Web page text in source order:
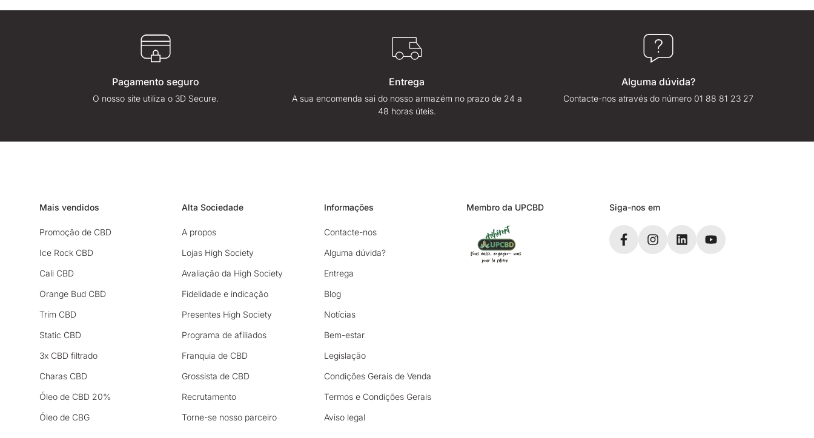
Pagamento seguro
O nosso site utiliza o 3D Secure.
Entrega
A sua encomenda sai do nosso armazém no prazo de 24 a
48 horas úteis.
Alguma dúvida?
Contacte-nos através do número 01 88 81 23 27
Mais vendidos
Promoção de CBD
Ice Rock CBD
Cali CBD
Orange Bud CBD
Trim CBD
Static CBD
3x CBD filtrado
Charas CBD
Óleo de CBD 20%
Óleo de CBG
Alta Sociedade
A propos
Lojas High Society
Avaliação da High Society
Fidelidade e indicação
Presentes High Society
Programa de afiliados
Franquia de CBD
Grossista de CBD
Recrutamento
Torne-se nosso parceiro
Informações
Contacte-nos
Alguma dúvida?
Entrega
Blog
Notícias
Bem-estar
Legislação
Condições Gerais de Venda
Termos e Condições Gerais
Aviso legal
Membro da UPCBD Siga-nos em